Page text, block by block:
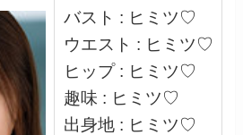
バスト : ヒミツ♡
ウエスト : ヒミツ♡
ヒップ : ヒミツ♡
趣味 : ヒミツ♡
出身地 : ヒミツ♡